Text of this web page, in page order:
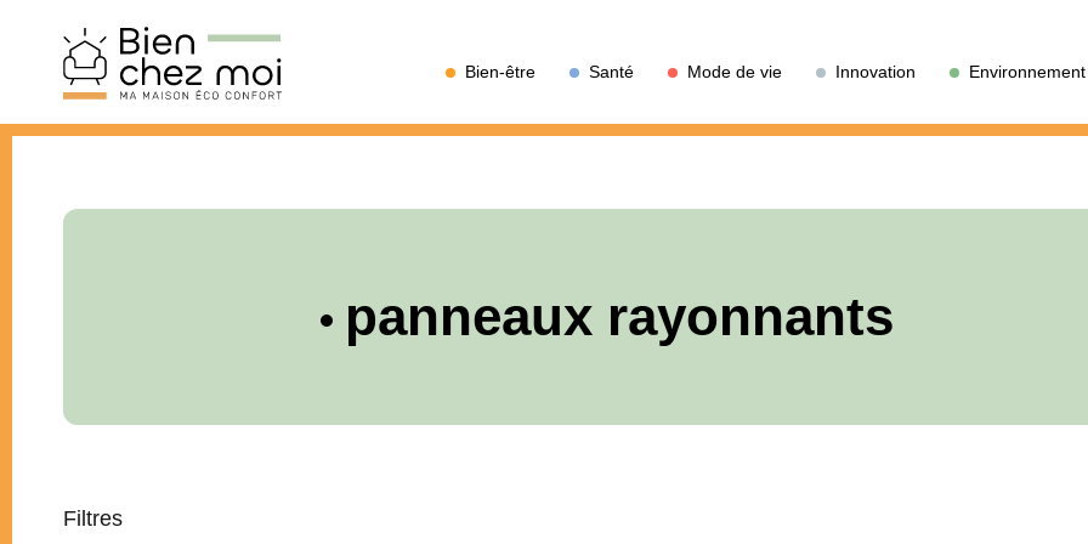
Bien-être Santé Mode de vie Innovation Environnement
panneaux rayonnants
Filtres